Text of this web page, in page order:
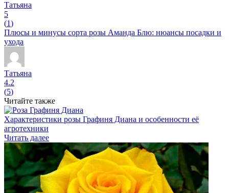
Татьяна
5
(1)
Плюсы и минусы сорта розы Аманда Блю: нюансы посадки и
ухода
Татьяна
4.2
(5)
Читайте также
Характеристики розы Графиня Диана и особенности её
агротехники
Читать далее